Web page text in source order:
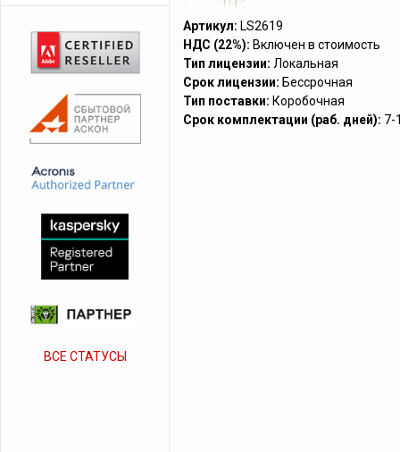
Артикул: LS2619
НДС (22%): Включен в стоимость
Тип лицензии: Локальная
Срок лицензии: Бессрочная
Тип поставки: Коробочная
Срок комплектации (раб. дней): 7-
ВСЕ СТАТУСЫ